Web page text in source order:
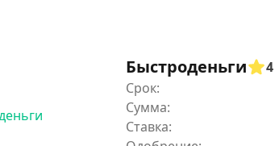
Быстроденьги
4
Срок:
Сумма:
Ставка: